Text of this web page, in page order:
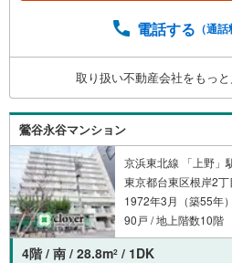
電話する （通
取り扱い不動産会社をもっ
鶯谷永谷マンション
京浜東北線 「上野」
東京都台東区根岸2丁
1972年3月（築55年）
90戸 / 地上階数10階
4階 / 南 / 28.8m2 / 1DK